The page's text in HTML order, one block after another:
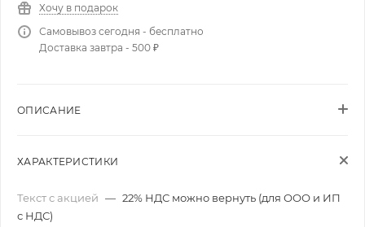
Хочу в подарок
Самовывоз сегодня - бесплатно
Доставка завтра - 500 ₽
ОПИСАНИЕ
ХАРАКТЕРИСТИКИ
Текст с акцией — 22% НДС можно вернуть (для ООО и ИП
с НДС)